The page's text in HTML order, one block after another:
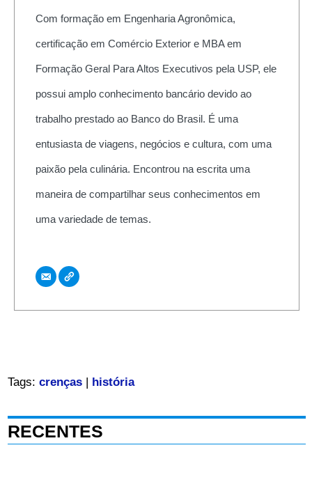
Com formação em Engenharia Agronômica,
certificação em Comércio Exterior e MBA em
Formação Geral Para Altos Executivos pela USP, ele
possui amplo conhecimento bancário devido ao
trabalho prestado ao Banco do Brasil. É uma
entusiasta de viagens, negócios e cultura, com uma
paixão pela culinária. Encontrou na escrita uma
maneira de compartilhar seus conhecimentos em
uma variedade de temas.
Tags: crenças| história
RECENTES